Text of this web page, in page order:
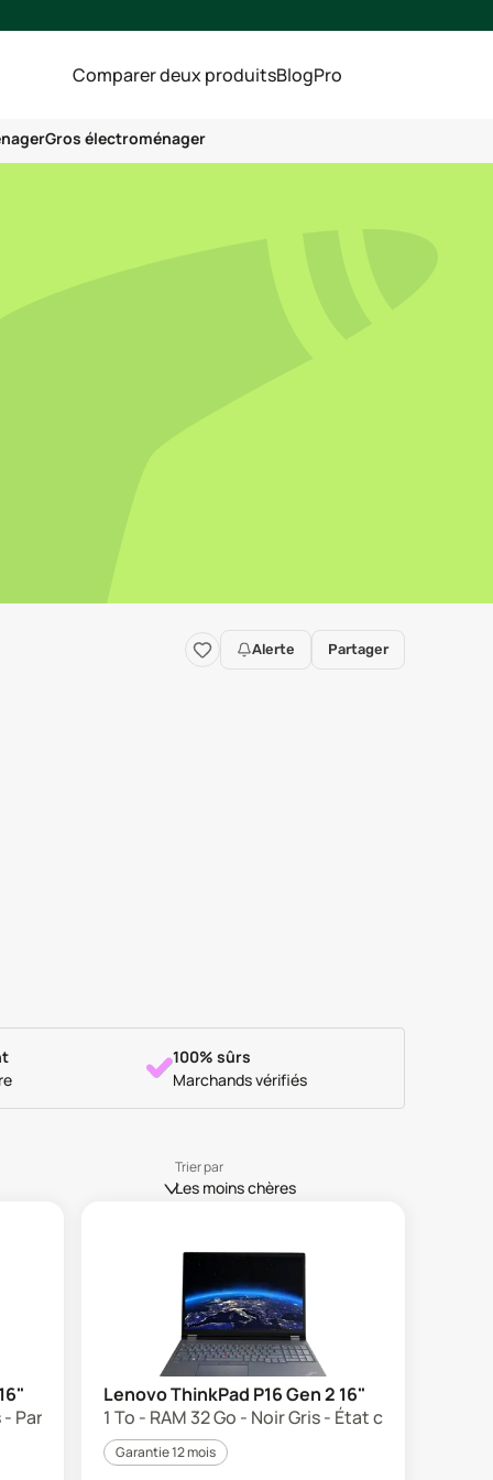
Comparer deux produitsBlogPro
Gros électroménager
Alerte Partager
100% sûrs
Marchands vérifiés
Trier par
Les moins chères
- Parfait état
Lenovo ThinkPad P16 Gen 2 16"
1 To - RAM 32 Go - Noir Gris - État correct
Garantie 12 mois